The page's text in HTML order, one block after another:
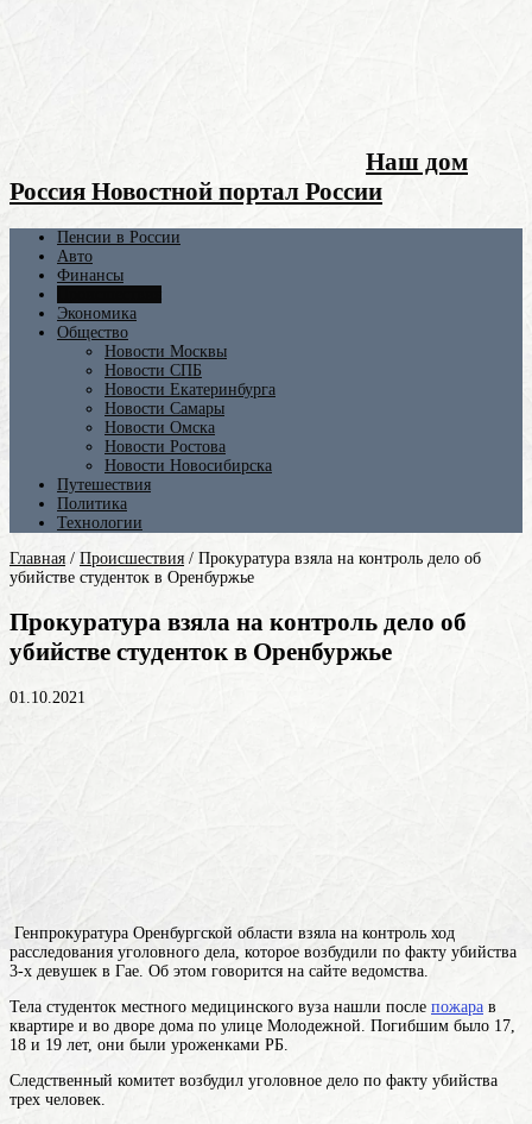
Наш дом
Россия Новостной портал России
Пенсии в России
Авто
Финансы
Экономика
Общество
Новости Москвы
Новости СПБ
Новости Екатеринбурга
Новости Самары
Новости Омска
Новости Ростова
Новости Новосибирска
Путешествия
Политика
Технологии
Главная / Происшествия / Прокуратура взяла на контроль дело об
убийстве студенток в Оренбуржье
Прокуратура взяла на контроль дело об
убийстве студенток в Оренбуржье
01.10.2021
Генпрокуратура Оренбургской области взяла на контроль ход
расследования уголовного дела, которое возбудили по факту убийства
3-х девушек в Гае. Об этом говорится на сайте ведомства.
Тела студенток местного медицинского вуза нашли после пожара в
квартире и во дворе дома по улице Молодежной. Погибшим было 17,
18 и 19 лет, они были уроженками РБ.
Следственный комитет возбудил уголовное дело по факту убийства
трех человек.